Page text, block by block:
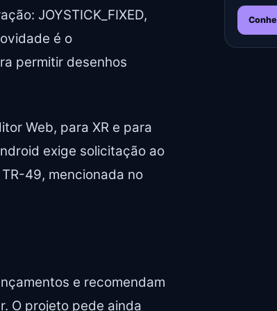
JOYSTICK_FIXED,
é o
permitir desenhos
Web, para XR e para
exige solicitação ao
49, mencionada no
e recomendam
O projeto pede ainda